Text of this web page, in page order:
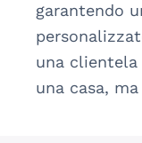
garantendo
una clientela
una casa,